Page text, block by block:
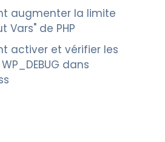
augmenter la limite
Vars" de PHP
activer et vérifier les
dans